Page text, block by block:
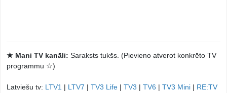
★ Mani TV kanāli: Saraksts tukšs. (Pievieno atverot konkrēto TV
programmu ☆)
Latviešu tv: LTV1 | LTV7 | TV3 Life | TV3 | TV6 | TV3 Mini | RE:TV